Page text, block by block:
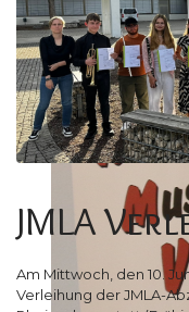
JMLA
Am Mittwoch, den 10.
Verleihung der JMLA-